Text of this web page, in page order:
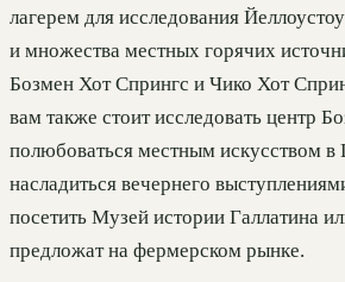
лагерем для исследования
и множества местных горячих
Бозмен Хот Спрингс и Чико Хот
вам также стоит исследовать центр
полюбоваться местным искусством в
насладиться вечернего
посетить Музей истории Галлатина
предложат на фермерском рынке.